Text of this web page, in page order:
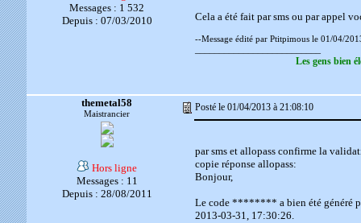
Messages : 1 532
Depuis : 07/03/2010
Cela a été fait par sms ou par appel
--Message édité par Ptitpimous le 01/04/
Les gens bien
themetal58
Maistrancier
Posté le 01/04/2013 à 21:08:10
Hors ligne
Messages : 11
Depuis : 28/08/2011
par sms et allopass confirme la
copie réponse allopass:
Bonjour,
Le code ******** a bien été généré
2013-03-31, 17:30:26.